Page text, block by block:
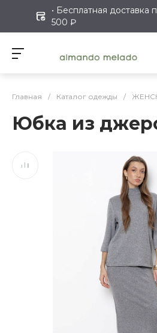
• Бесплатная доставка
500 ₽
Главная / Каталог одежды /
Юбка из